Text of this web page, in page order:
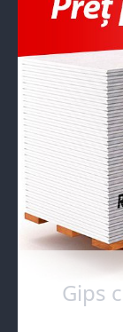
Gips